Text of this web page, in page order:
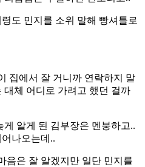
도 민지를 소위 말해 빵셔틀로
집에서 잘 거니까 연락하지 말
체 어디로 가려고 했던 걸까
알게 된 김부장은 멘붕하고..
나오는데..
음은 잘 알겠지만 일단 민지를